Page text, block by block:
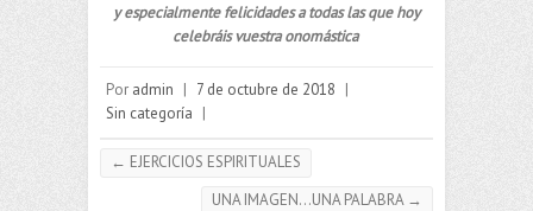
y especialmente felicidades a todas las que hoy
celebráis vuestra onomástica
Por admin | 7 de octubre de 2018 |
Sin categoría |
← EJERCICIOS ESPIRITUALES
UNA IMAGEN…UNA PALABRA →